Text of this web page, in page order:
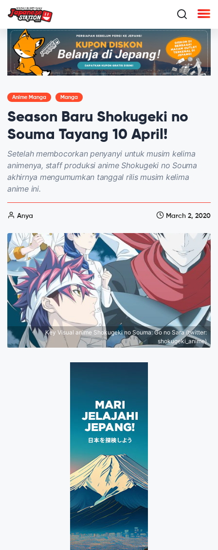
Anime Manga Manga
Season Baru Shokugeki no
Souma Tayang 10 April!
Setelah membocorkan penyanyi untuk musim kelima
animenya, staff produksi anime Shokugeki no Souma
akhirnya mengumumkan tanggal rilis musim kelima
anime ini.
Anya March 2, 2020
Key Visual anime Shokugeki no Souma: Go no Sara (twitter:
shokugeki_anime)